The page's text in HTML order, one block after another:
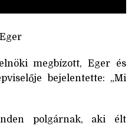
megbízott, Eger és
bejelentette: „Mi
polgárnak, aki élt